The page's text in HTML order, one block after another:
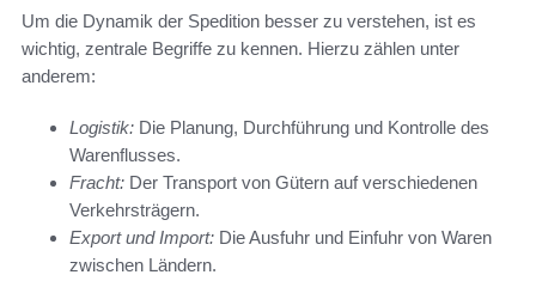
Um die Dynamik der Spedition besser zu verstehen, ist es
wichtig, zentrale Begriffe zu kennen. Hierzu zählen unter
anderem:
Logistik: Die Planung, Durchführung und Kontrolle des
Warenflusses.
Fracht: Der Transport von Gütern auf verschiedenen
Verkehrsträgern.
Export und Import: Die Ausfuhr und Einfuhr von Waren
zwischen Ländern.